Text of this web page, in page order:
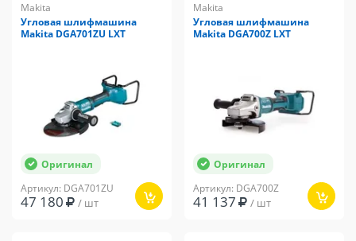
Makita
Угловая шлифмашина
Makita DGA701ZU LXT
Оригинал
Артикул: DGA701ZU
47 180 / шт
Makita
Угловая шлифмашина
Makita DGA700Z LXT
Оригинал
Артикул: DGA700Z
41 137 / шт